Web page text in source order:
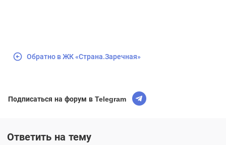
Обратно в ЖК «Страна.Заречная»
Подписаться на форум в Telegram
Ответить на тему